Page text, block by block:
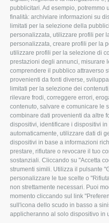
pubblicitari. Ad esempio, potremmo
finalità: archiviare informazioni su
limitati per la selezione della
personalizzata, utilizzare profili per
personalizzata, creare profili per la
utilizzare profili per la selezione di
prestazioni degli annunci, misurare
comprendere il pubblico attraverso
provenienti da fonti diverse,
limitati per la selezione dei
rilevare frodi, correggere errori,
contenuto, salvare e comunicare le
combinare dati provenienti da altre
dispositivi, identificare i dispositivi
automaticamente, utilizzare dati di
dispositivi in base a informazioni
prestare, rifiutare o revocare il tuo
sostanziali. Cliccando su "Accetta
strumenti simili. Utilizza il pulsante
personalizzare le tue scelte o
non strettamente necessari. Puoi
momento cliccando sul link
sull'icona dello scudo in basso a
applicheranno al solo dispositivo in
L'Associazione
Missione e Progetto
Organigramma aziendale
I Nostri Servizi
Uffici della Sede
provinciale
Le Sedi di Zona
Agricoltori S.r.l.
Whistleblowing
Confagricoltura Rovigo e
Agricoltori srl